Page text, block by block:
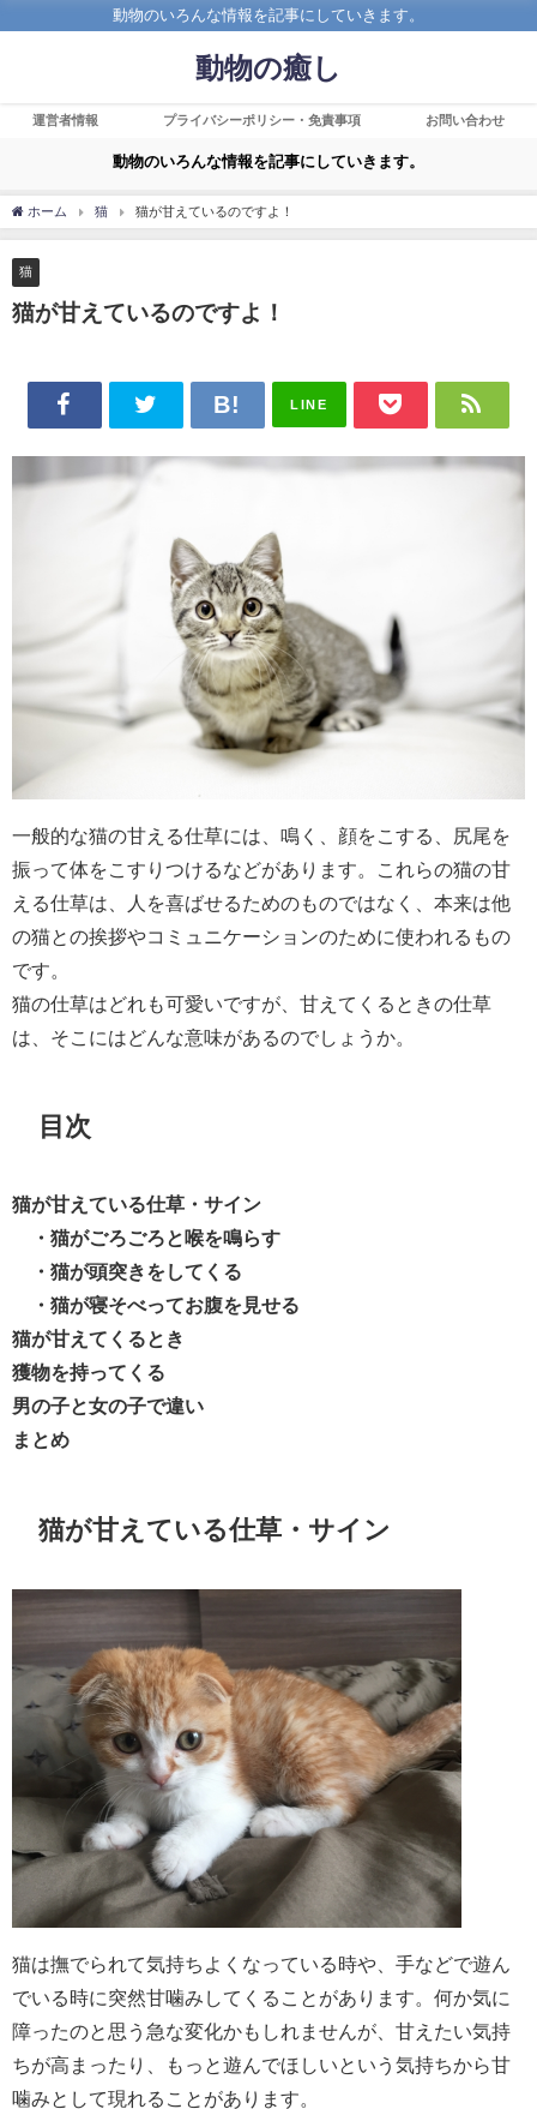
動物のいろんな情報を記事にしていきます。
動物の癒し
運営者情報 プライバシーポリシー・免責事項 お問い合わせ
動物のいろんな情報を記事にしていきます。
ホーム 猫 猫が甘えているのですよ！
猫
猫が甘えているのですよ！
LINE
一般的な猫の甘える仕草には、鳴く、顔をこする、尻尾を
振って体をこすりつけるなどがあります。これらの猫の甘
える仕草は、人を喜ばせるためのものではなく、本来は他
の猫との挨拶やコミュニケーションのために使われるもの
です。
猫の仕草はどれも可愛いですが、甘えてくるときの仕草
は、そこにはどんな意味があるのでしょうか。
目次
猫が甘えている仕草・サイン
・猫がごろごろと喉を鳴らす
・猫が頭突きをしてくる
・猫が寝そべってお腹を見せる
猫が甘えてくるとき
獲物を持ってくる
男の子と女の子で違い
まとめ
猫が甘えている仕草・サイン
猫は撫でられて気持ちよくなっている時や、手などで遊ん
でいる時に突然甘噛みしてくることがあります。何か気に
障ったのと思う急な変化かもしれませんが、甘えたい気持
ちが高まったり、もっと遊んでほしいという気持ちから甘
噛みとして現れることがあります。